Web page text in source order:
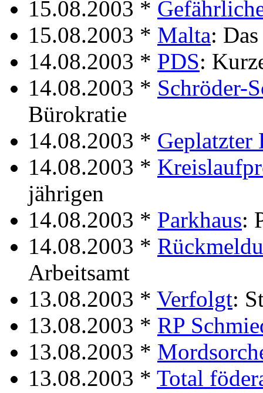
15.08.2003 *
15.08.2003 * Malta:
14.08.2003 * PDS:
14.08.2003 * Schröder-
Bürokratie
14.08.2003 * Geplatzter
14.08.2003 *
jährigen
14.08.2003 * Parkhaus:
14.08.2003 *
Arbeitsamt
13.08.2003 * Verfolgt:
13.08.2003 * RP
13.08.2003 *
13.08.2003 * Total